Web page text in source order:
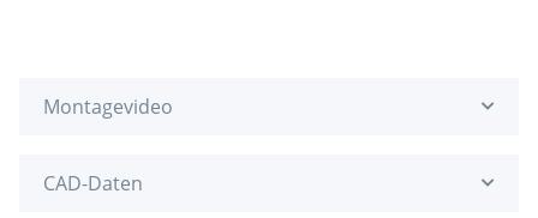
Montagevideo
CAD-Daten